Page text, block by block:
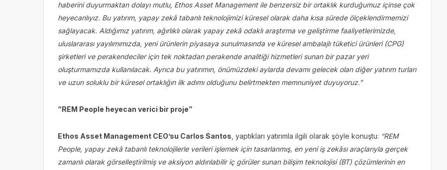
haberini duyurmaktan dolayı mutlu, Ethos Asset Management ile benzersiz bir ortaklık kurduğumuz içinse çok
heyecanlıyız. Bu yatırım, yapay zekâ tabanlı teknolojimizi küresel olarak daha kısa sürede ölçeklendirmemizi
sağlayacak. Aldığımız yatırım, ağırlıklı olarak yapay zekâ odaklı araştırma ve geliştirme faaliyetlerimizde,
uluslararası yayılımımızda, yeni ürünlerin piyasaya sunulmasında ve küresel ambalajlı tüketici ürünleri (CPG)
şirketleri ve perakendeciler için tek noktadan perakende analitiği hizmetleri sunan bir pazar yeri
oluşturmamızda kullanılacak. Ayrıca bu yatırımın, önümüzdeki aylarda devamı gelecek olan diğer yatırım turları
ve uzun soluklu bir küresel ortaklığın ilk adımı olduğunu belirtmekten memnuniyet duyuyoruz.”
“REM People heyecan verici bir proje”
Ethos Asset Management CEO’su Carlos Santos , yaptıkları yatırımla ilgili olarak şöyle konuştu: “REM
People, yapay zekâ tabanlı teknolojilerle verileri işlemek için tasarlanmış, en yeni iş zekâsı araçlarıyla gerçek
zamanlı olarak görselleştirilmiş ve aksiyon aldırılabilir iç görüler sunan bilişim teknolojisi (BT) çözümlerinin en